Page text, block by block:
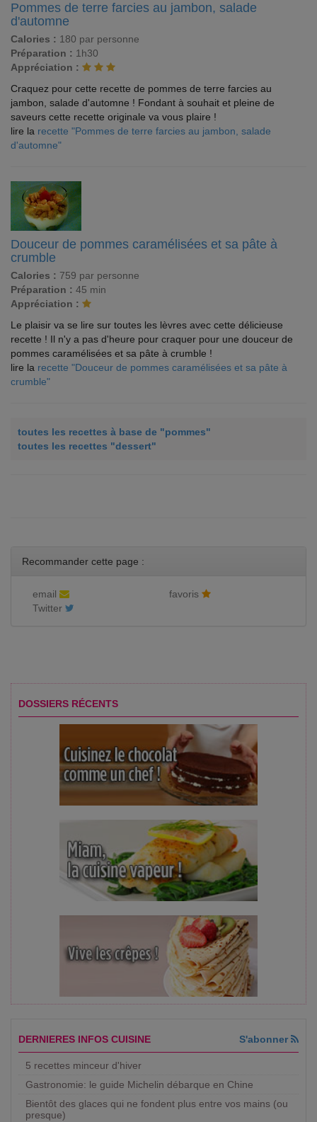
Pommes de terre farcies au jambon, salade
d'automne
Calories : 180 par personne
Préparation : 1h30
Appréciation :
Craquez pour cette recette de pommes de terre farcies au
jambon, salade d'automne ! Fondant à souhait et pleine de
saveurs cette recette originale va vous plaire !
lire la recette "Pommes de terre farcies au jambon, salade
d'automne"
Douceur de pommes caramélisées et sa pâte à
crumble
Calories : 759 par personne
Préparation : 45 min
Appréciation :
Le plaisir va se lire sur toutes les lèvres avec cette délicieuse
recette ! Il n'y a pas d'heure pour craquer pour une douceur de
pommes caramélisées et sa pâte à crumble !
lire la recette "Douceur de pommes caramélisées et sa pâte à
crumble"
toutes les recettes à base de "pommes"
toutes les recettes "dessert"
Recommander cette page :
email
favoris
Twitter
DOSSIERS RÉCENTS
DERNIERES INFOS CUISINE S'abonner
5 recettes minceur d'hiver
Gastronomie: le guide Michelin débarque en Chine
Bientôt des glaces qui ne fondent plus entre vos mains (ou
presque)